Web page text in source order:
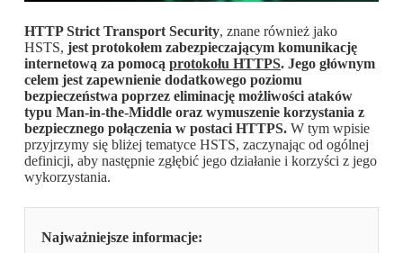
HTTP Strict Transport Security, znane również jako
HSTS, jest protokołem zabezpieczającym komunikację
internetową za pomocą protokołu HTTPS. Jego głównym
celem jest zapewnienie dodatkowego poziomu
bezpieczeństwa poprzez eliminację możliwości ataków
typu Man-in-the-Middle oraz wymuszenie korzystania z
bezpiecznego połączenia w postaci HTTPS. W tym wpisie
przyjrzymy się bliżej tematyce HSTS, zaczynając od ogólnej
definicji, aby następnie zgłębić jego działanie i korzyści z jego
wykorzystania.
Najważniejsze informacje: